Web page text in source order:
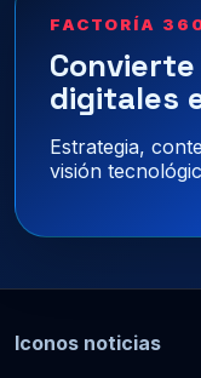
FACTORÍA
digitales
Estrategia,
visión
Iconos noticias